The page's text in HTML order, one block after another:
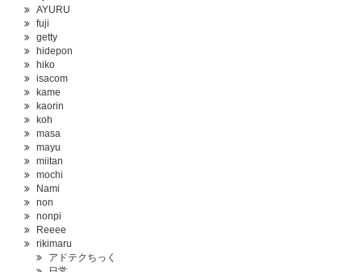
AYURU
fuji
getty
hidepon
hiko
isacom
kame
kaorin
koh
masa
mayu
miitan
mochi
Nami
non
nonpi
Reeee
rikimaru
アドテクちっく